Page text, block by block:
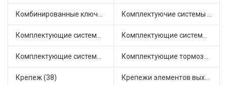
Комбинированные ключи (3) Комплектуючие системы стеклоочистителя (5)
Комплектующие системы выпуска отработавших газов (8) Комплектующие системы отопления (22)
Комплектующие системы питания (4) Комплектующие тормозной системы (21)
Крепеж (38) Крепежи элементов выхлопной системы (5)